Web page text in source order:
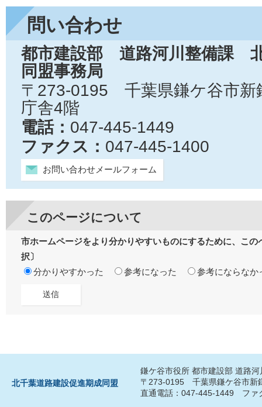
問い合わせ
都市建設部 道路河川整備課
同盟事務局
〒273-0195 千葉県鎌ケ谷市
庁舎4階
電話： 047-445-1449
ファクス： 047-445-1400
お問い合わせメールフォーム
このページについて
市ホームページをより分かりやすいものにするために、こ
択〕
分かりやすかった
参考になった 参考にならなか
北千葉道路建設促進期成同盟
鎌ケ谷市役所 都市建設部 道路河
〒273-0195 千葉県鎌ケ谷市新
直通電話：047-445-1449 ファ